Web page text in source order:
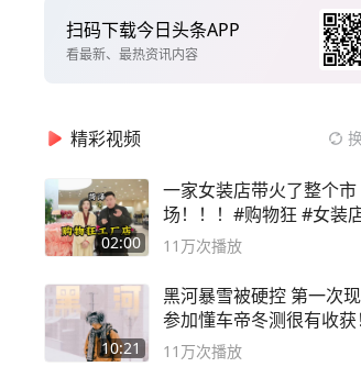
扫码下载今日头条APP
看最新、最热资讯内容
精彩视频
02:00
一家女装店带火了整个市
场！！！#购物狂 #女装
高品质女装
11万次播放
10:21
黑河暴雪被硬控 第一次
参加懂车帝冬测很有收获！
11万次播放